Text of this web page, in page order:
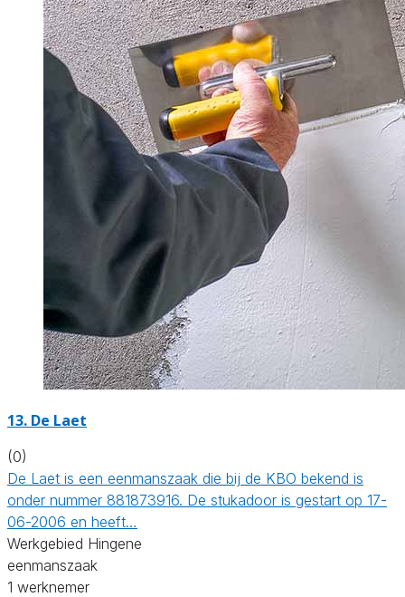
13. De Laet
(0)
De Laet is een eenmanszaak die bij de KBO bekend is
onder nummer 881873916. De stukadoor is gestart op 17-
06-2006 en heeft…
Werkgebied Hingene
eenmanszaak
1 werknemer